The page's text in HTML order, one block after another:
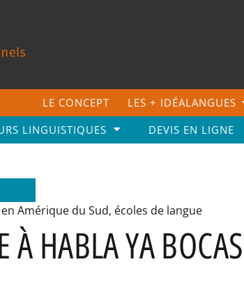
LE CONCEPT LES + IDÉALANGUES
LINGUISTIQUES
DEVIS EN LIGNE
Amérique du Sud, écoles de langue
À HABLA YA